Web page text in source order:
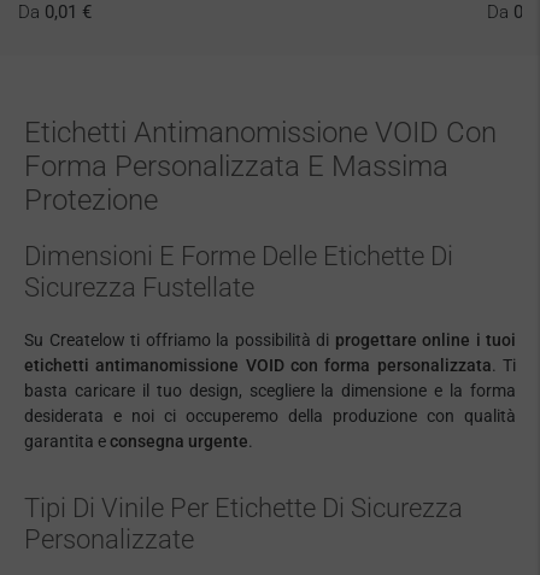
Da 0,01 € Da
Etichetti Antimanomissione VOID Con
Forma Personalizzata E Massima
Protezione
Dimensioni E Forme Delle Etichette Di
Sicurezza Fustellate
Su Createlow ti offriamo la possibilità di progettare online i tuoi
etichetti antimanomissione VOID con forma personalizzata. Ti
basta caricare il tuo design, scegliere la dimensione e la forma
desiderata e noi ci occuperemo della produzione con qualità
garantita econsegna urgente.
Tipi Di Vinile Per Etichette Di Sicurezza
Personalizzate